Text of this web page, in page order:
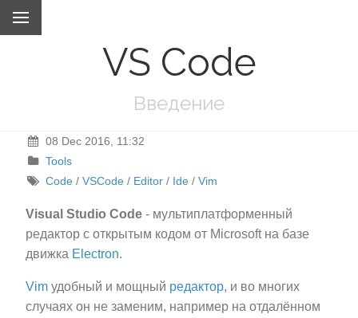
VS Code
Введение
08 Dec 2016, 11:32
Tools
Code /VSCode / Editor / Ide /Vim
Visual Studio Code - мультиплатформенный
редактор с открытым кодом от Microsoft на базе
движка Electron.
Vim удобный и мощный редактор, и во многих
случаях он не заменим, например на отдалённом